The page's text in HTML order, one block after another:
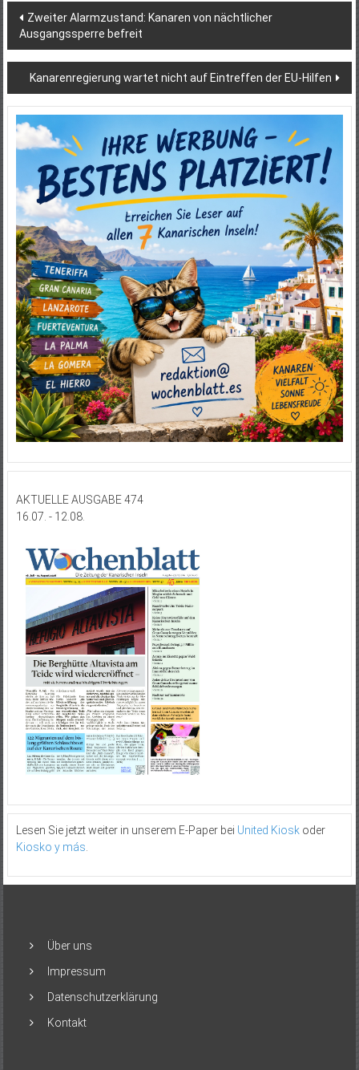
Beitragsnavigation
Zweiter Alarmzustand: Kanaren von nächtlicher
Ausgangssperre befreit
Kanarenregierung wartet nicht auf Eintreffen der EU-Hilfen
AKTUELLE AUSGABE 474
16.07. - 12.08.
Lesen Sie jetzt weiter in unserem E-Paper bei United Kioskoder
Kiosko y más
Über uns
Impressum
Datenschutzerklärung
Kontakt